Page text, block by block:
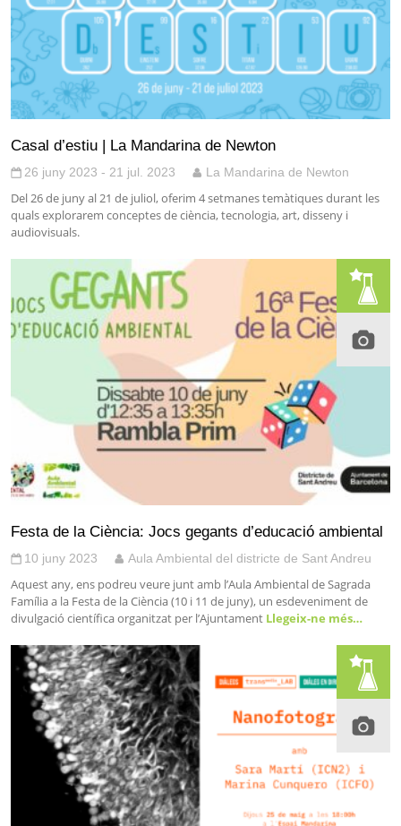
Casal d’estiu | La Mandarina de Newton
26 juny 2023 - 21 jul. 2023 La Mandarina de Newton
Del 26 de juny al 21 de juliol, oferim 4 setmanes temàtiques durant les
quals explorarem conceptes de ciència, tecnologia, art, disseny i
audiovisuals.
Festa de la Ciència: Jocs gegants d’educació ambiental
10 juny 2023 Aula Ambiental del districte de Sant Andreu
Aquest any, ens podreu veure junt amb l’Aula Ambiental de Sagrada
Família a la Festa de la Ciència (10 i 11 de juny), un esdeveniment de
divulgació científica organitzat per l’Ajuntament Llegeix-ne més…